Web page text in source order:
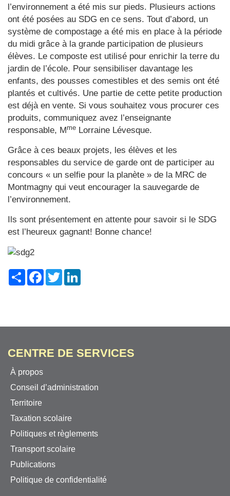
l’environnement a été mis sur pieds. Plusieurs actions
ont été posées au SDG en ce sens. Tout d’abord, un
système de compostage a été mis en place à la période
du midi grâce à la grande participation de plusieurs
élèves. Le composte est utilisé pour enrichir la terre du
jardin de l’école. Pour sensibiliser davantage les
enfants, des pousses comestibles et des semis ont été
plantés et cultivés. Une partie de cette petite production
est déjà en vente. Si vous souhaitez vous procurer ces
produits, communiquez avez l’enseignante
responsable, Mme Lorraine Lévesque.
Grâce à ces beaux projets, les élèves et les
responsables du service de garde ont de participer au
concours « un selfie pour la planète » de la MRC de
Montmagny qui veut encourager la sauvegarde de
l’environnement.
Ils sont présentement en attente pour savoir si le SDG
est l’heureux gagnant! Bonne chance!
ShareFacebook
Twitter
CENTRE DE SERVICES
À propos
Conseil d’administration
Territoire
Taxation scolaire
Politiques et règlements
Transport scolaire
Publications
Politique de confidentialité